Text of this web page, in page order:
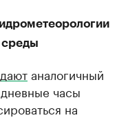
даютаналогичный
часы
на